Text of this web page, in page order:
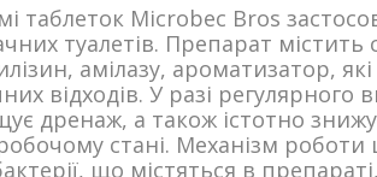
таблеток Microbec Bros
туалетів. Препарат містить
амілазу, ароматизатор,
відходів. У разі
дренаж, а також істотно
стані. Механізм роботи
що містяться в